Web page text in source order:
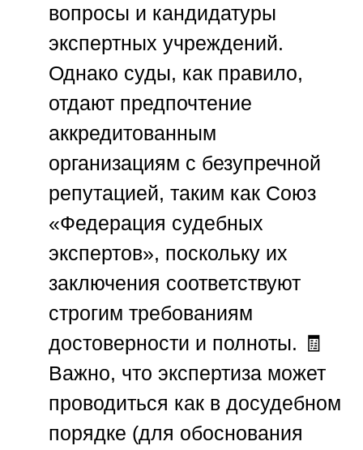
вопросы и кандидатуры
экспертных учреждений.
Однако суды, как правило,
отдают предпочтение
аккредитованным
организациям с безупречной
репутацией, таким как Союз
«Федерация судебных
экспертов», поскольку их
заключения соответствуют
строгим требованиям
достоверности и полноты. 🧾
Важно, что экспертиза может
проводиться как в досудебном
порядке (для обоснования